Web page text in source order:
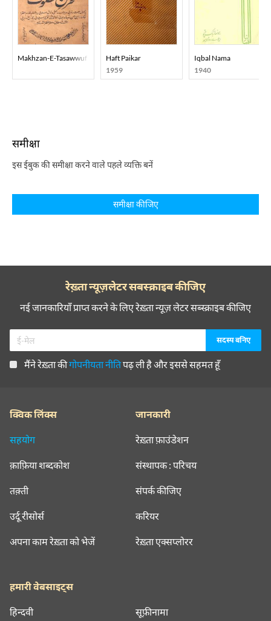
Makhzan-E-Tasawwuf
Haft Paikar
1959
Iqbal Nama
1940
समीक्षा
इस ईबुक की समीक्षा करने वाले पहले व्यक्ति बनें
समीक्षा कीजिए
रेख़्ता न्यूज़लेटर सबस्क्राइब कीजिए
नई जानकारियाँ प्राप्त करने के लिए रेख़्ता न्यूज़ लेटर सब्स्क्राइब कीजिए
मैंने रेख़्ता कीगोपनीयता नीतिपढ़ ली है और इससे सहमत हूँ
क्विक लिंक्स
सहयोग
क़ाफ़िया शब्दकोश
तक़्ती
उर्दू रीसोर्स
अपना काम रेख़्ता को भेजें
जानकारी
रेख़्ता फ़ाउंडेशन
संस्थापक : परिचय
संपर्क कीजिए
करियर
रेख़्ता एक्सप्लोरर
हमारी वेबसाइट्स
हिन्दवी सूफ़ीनामा